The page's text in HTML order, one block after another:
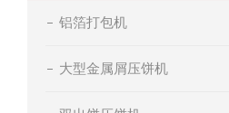
铝箔打包机
大型金属屑压饼机